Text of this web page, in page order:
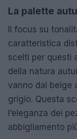
La palette
Il focus su
caratteristica
scelti per questi
della natura
vanno dal beige
grigio. Questa
l’eleganza dei
abbigliamento